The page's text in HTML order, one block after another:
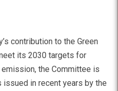
contribution to the Green
its 2030 targets for
the Committee is
in recent years by the